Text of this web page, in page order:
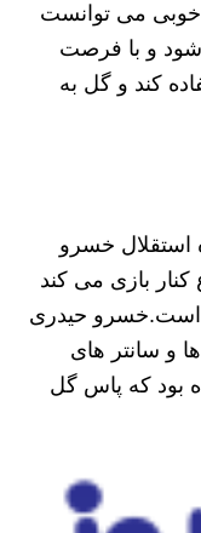
خوبی می توانست
و با فرصت
کند و گل به
استقلال خسرو
بازی می کند
است.‌خسرو حیدری
و سانتر های
بود که پاس گل